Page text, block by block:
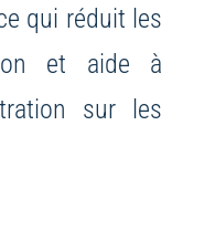
qui réduit les
et aide à
sur les